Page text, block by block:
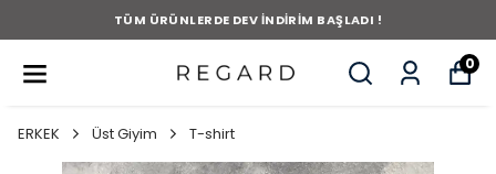
TÜM ÜRÜNLERDE DEV İNDİRİM BAŞLADI !
0
ERKEK Üst Giyim T-shirt